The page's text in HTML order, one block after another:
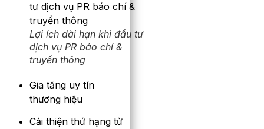
Lợi ích dài hạn khi đầu tư
dịch vụ PR báo chí &
truyền thông
Gia tăng uy tín
thương hiệu
Cải thiện thứ hạng từ